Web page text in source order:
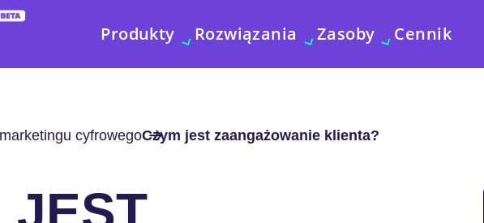
Produkty Rozwiązania Zasoby Cennik
cyfrowegoCzym jest zaangażowanie klienta?